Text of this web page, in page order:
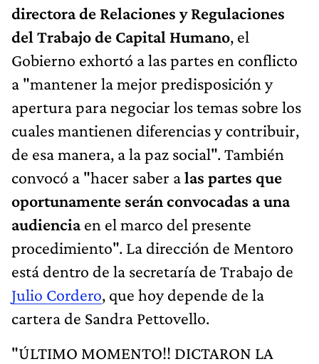
directora de Relaciones y Regulaciones
del Trabajo de Capital Humano, el
Gobierno exhortó a las partes en conflicto
a "mantener la mejor predisposición y
apertura para negociar los temas sobre los
cuales mantienen diferencias y contribuir,
de esa manera, a la paz social". También
convocó a "hacer saber alas partes que
oportunamente serán convocadas a una
audienciaen el marco del presente
procedimiento". La dirección de Mentoro
está dentro de la secretaría de Trabajo de
Julio Cordero, que hoy depende de la
cartera de Sandra Pettovello.
"ÚLTIMO MOMENTO!! DICTARON LA